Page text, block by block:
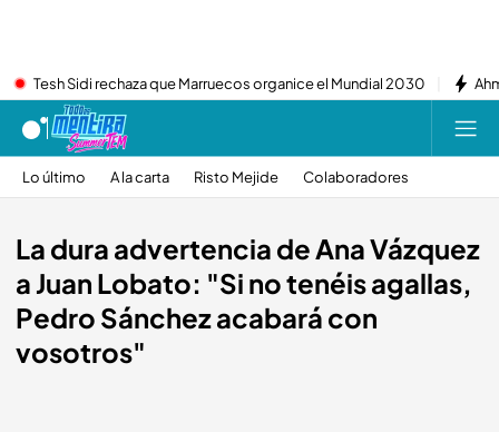
Tesh Sidi rechaza que Marruecos organice el Mundial 2030
Lo último A la carta Risto Mejide Colaboradores
La dura advertencia de Ana Vázquez
a Juan Lobato: "Si no tenéis agallas,
Pedro Sánchez acabará con
vosotros"